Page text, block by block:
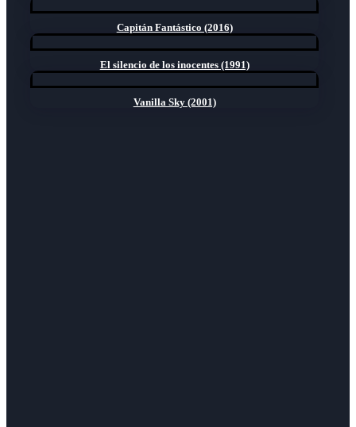
Capitán Fantástico (2016)
El silencio de los inocentes (1991)
Vanilla Sky (2001)